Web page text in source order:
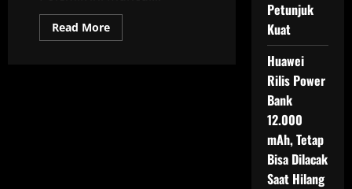
Read MoreRead
more
Petunjuk
Kuat
Huawei
Rilis Power
Bank
12.000
mAh, Tetap
Bisa Dilacak
Saat Hilang